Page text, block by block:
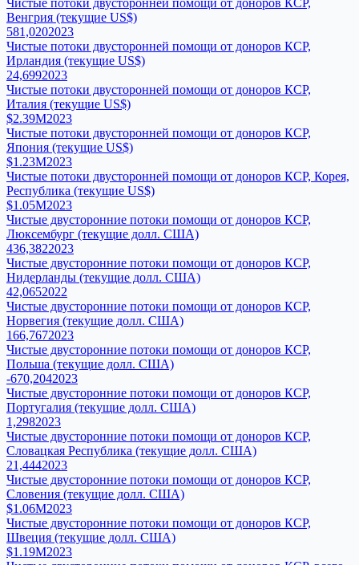
Чистые потоки двусторонней помощи от доноров КСР,
Венгрия (текущие US$)
581,0202023
Чистые потоки двусторонней помощи от доноров КСР,
Ирландия (текущие US$)
24,6992023
Чистые потоки двусторонней помощи от доноров КСР,
Италия (текущие US$)
$2.39M2023
Чистые потоки двусторонней помощи от доноров КСР,
Япония (текущие US$)
$1.23M2023
Чистые потоки двусторонней помощи от доноров КСР, Корея,
Республика (текущие US$)
$1.05M2023
Чистые двусторонние потоки помощи от доноров КСР,
Люксембург (текущие долл. США)
436,3822023
Чистые двусторонние потоки помощи от доноров КСР,
Нидерланды (текущие долл. США)
42,0652022
Чистые двусторонние потоки помощи от доноров КСР,
Норвегия (текущие долл. США)
166,7672023
Чистые двусторонние потоки помощи от доноров КСР,
Польша (текущие долл. США)
-670,2042023
Чистые двусторонние потоки помощи от доноров КСР,
Португалия (текущие долл. США)
1,2982023
Чистые двусторонние потоки помощи от доноров КСР,
Словацкая Республика (текущие долл. США)
21,4442023
Чистые двусторонние потоки помощи от доноров КСР,
Словения (текущие долл. США)
$1.06M2023
Чистые двусторонние потоки помощи от доноров КСР,
Швеция (текущие долл. США)
$1.19M2023